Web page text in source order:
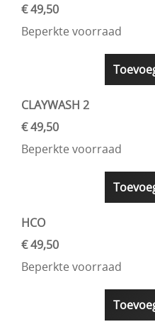
€ 49,50
Beperkte voorraad
CLAYWASH 2
€ 49,50
Beperkte voorraad
HCO
€ 49,50
Beperkte voorraad